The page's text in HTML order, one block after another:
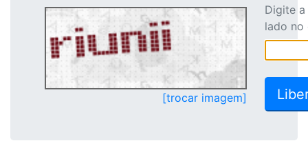
[trocar imagem]
Digite
lado no